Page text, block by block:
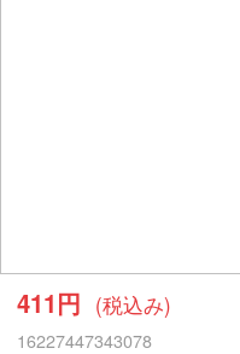
411円 (税込み)
16227447343078